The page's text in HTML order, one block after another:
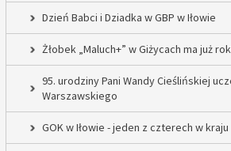
Dzień Babci i Dziadka w GBP w Iłowie
Żłobek „Maluch+” w Giżycach ma już
95. urodziny Pani Wandy Cieślińskiej
Warszawskiego
GOK w Iłowie - jeden z czterech w kraju